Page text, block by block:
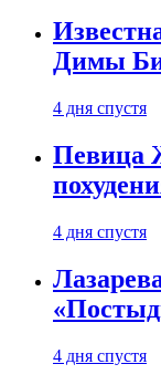
Димы
4 дня спустя
Певица
4 дня спустя
4 дня спустя